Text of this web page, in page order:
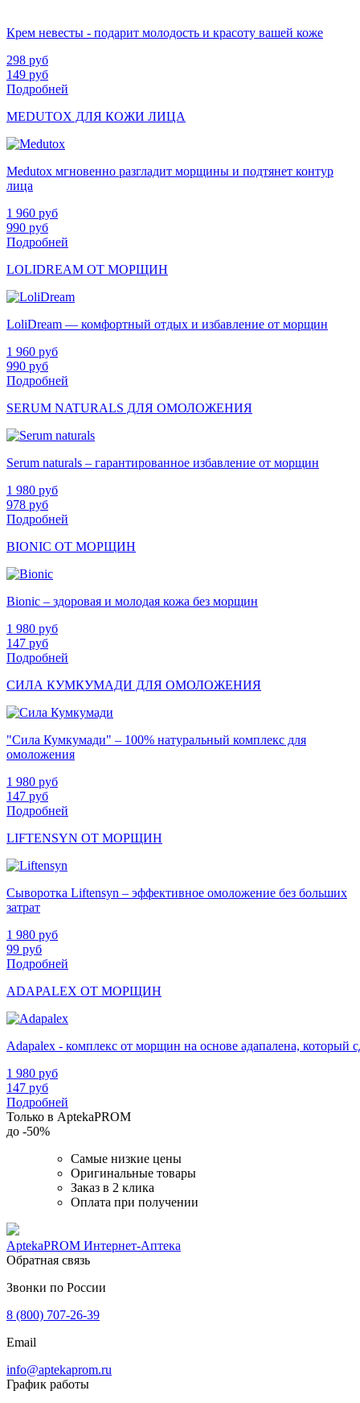
Крем невесты - подарит молодость и красоту вашей коже
298 руб
149 руб
Подробней
MEDUTOX ДЛЯ КОЖИ ЛИЦА
Medutox мгновенно разгладит морщины и подтянет контур
лица
1 960 руб
990 руб
Подробней
LOLIDREAM ОТ МОРЩИН
LoliDream — комфортный отдых и избавление от морщин
1 960 руб
990 руб
Подробней
SERUM NATURALS ДЛЯ ОМОЛОЖЕНИЯ
Serum naturals – гарантированное избавление от морщин
1 980 руб
978 руб
Подробней
BIONIC ОТ МОРЩИН
Bionic – здоровая и молодая кожа без морщин
1 980 руб
147 руб
Подробней
СИЛА КУМКУМАДИ ДЛЯ ОМОЛОЖЕНИЯ
"Сила Кумкумади" – 100% натуральный комплекс для
омоложения
1 980 руб
147 руб
Подробней
LIFTENSYN ОТ МОРЩИН
Сыворотка Liftensyn – эффективное омоложение без больших
затрат
1 980 руб
99 руб
Подробней
ADAPALEX ОТ МОРЩИН
Adapalex - комплекс от морщин на основе адапалена,
1 980 руб
147 руб
Подробней
Только в AptekaPROM
до -50%
Самые низкие цены
Оригинальные товары
Заказ в 2 клика
Оплата при получении
AptekaPROM Интернет-Аптека
Обратная связь
Звонки по России
8 (800) 707-26-39
Email
info@aptekaprom.ru
График работы